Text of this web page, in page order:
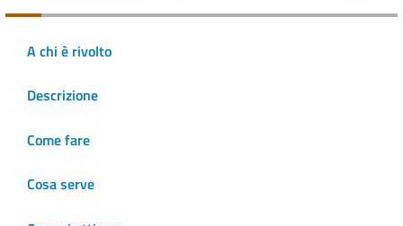
A chi è rivolto
Descrizione
Come fare
Cosa serve